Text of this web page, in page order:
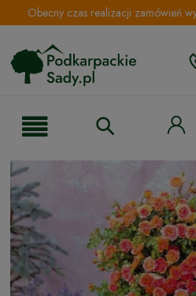
Obecny czas realizacji zamówień